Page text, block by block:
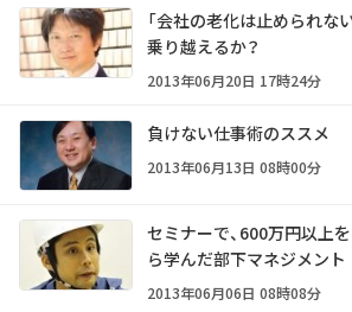
「会社の老化は止められない
乗り越えるか？
2013年06月20日 17時24分
負けない仕事術のススメ
2013年06月13日 08時00分
セミナーで、600万円以上
ら学んだ部下マネジメント
2013年06月06日 08時08分